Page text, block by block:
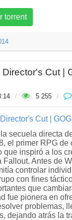
torrent
Cut |
/ 5 255 /
secuela directa
el primer RPG de
que inspiró a los
Fallout. Antes de
controlar
con fines
que
fue pionera en
problemas,
dejando atrás la